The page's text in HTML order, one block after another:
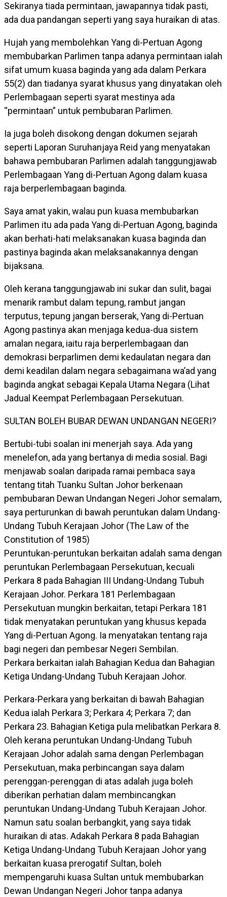
Sekiranya tiada permintaan, jawapannya tidak pasti,
ada dua pandangan seperti yang saya huraikan di atas.
Hujah yang membolehkan Yang di-Pertuan Agong
membubarkan Parlimen tanpa adanya permintaan ialah
sifat umum kuasa baginda yang ada dalam Perkara
55(2) dan tiadanya syarat khusus yang dinyatakan oleh
Perlembagaan seperti syarat mestinya ada
“permintaan” untuk pembubaran Parlimen.
Ia juga boleh disokong dengan dokumen sejarah
seperti Laporan Suruhanjaya Reid yang menyatakan
bahawa pembubaran Parlimen adalah tanggungjawab
Perlembagaan Yang di-Pertuan Agong dalam kuasa
raja berperlembagaan baginda.
Saya amat yakin, walau pun kuasa membubarkan
Parlimen itu ada pada Yang di-Pertuan Agong, baginda
akan berhati-hati melaksanakan kuasa baginda dan
pastinya baginda akan melaksanakannya dengan
bijaksana.
Oleh kerana tanggungjawab ini sukar dan sulit, bagai
menarik rambut dalam tepung, rambut jangan
terputus, tepung jangan berserak, Yang di-Pertuan
Agong pastinya akan menjaga kedua-dua sistem
amalan negara, iaitu raja berperlembagaan dan
demokrasi berparlimen demi kedaulatan negara dan
demi keadilan dalam negara sebagaimana wa’ad yang
baginda angkat sebagai Kepala Utama Negara (Lihat
Jadual Keempat Perlembagaan Persekutuan.
SULTAN BOLEH BUBAR DEWAN UNDANGAN NEGERI?
Bertubi-tubi soalan ini menerjah saya. Ada yang
menelefon, ada yang bertanya di media sosial. Bagi
menjawab soalan daripada ramai pembaca saya
tentang titah Tuanku Sultan Johor berkenaan
pembubaran Dewan Undangan Negeri Johor semalam,
saya perturunkan di bawah peruntukan dalam Undang-
Undang Tubuh Kerajaan Johor (The Law of the
Constitution of 1985)
Peruntukan-peruntukan berkaitan adalah sama dengan
peruntukan Perlembagaan Persekutuan, kecuali
Perkara 8 pada Bahagian III Undang-Undang Tubuh
Kerajaan Johor. Perkara 181 Perlembagaan
Persekutuan mungkin berkaitan, tetapi Perkara 181
tidak menyatakan peruntukan yang khusus kepada
Yang di-Pertuan Agong. Ia menyatakan tentang raja
bagi negeri dan pembesar Negeri Sembilan.
Perkara berkaitan ialah Bahagian Kedua dan Bahagian
Ketiga Undang-Undang Tubuh Kerajaan Johor.
Perkara-Perkara yang berkaitan di bawah Bahagian
Kedua ialah Perkara 3; Perkara 4; Perkara 7; dan
Perkara 23. Bahagian Ketiga pula melibatkan Perkara 8.
Oleh kerana peruntukan Undang-Undang Tubuh
Kerajaan Johor adalah sama dengan Perlembagan
Persekutuan, maka perbincangan saya dalam
perenggan-perenggan di atas adalah juga boleh
diberikan perhatian dalam membincangkan
peruntukan Undang-Undang Tubuh Kerajaan Johor.
Namun satu soalan berbangkit, yang saya tidak
huraikan di atas. Adakah Perkara 8 pada Bahagian
Ketiga Undang-Undang Tubuh Kerajaan Johor yang
berkaitan kuasa prerogatif Sultan, boleh
mempengaruhi kuasa Sultan untuk membubarkan
Dewan Undangan Negeri Johor tanpa adanya